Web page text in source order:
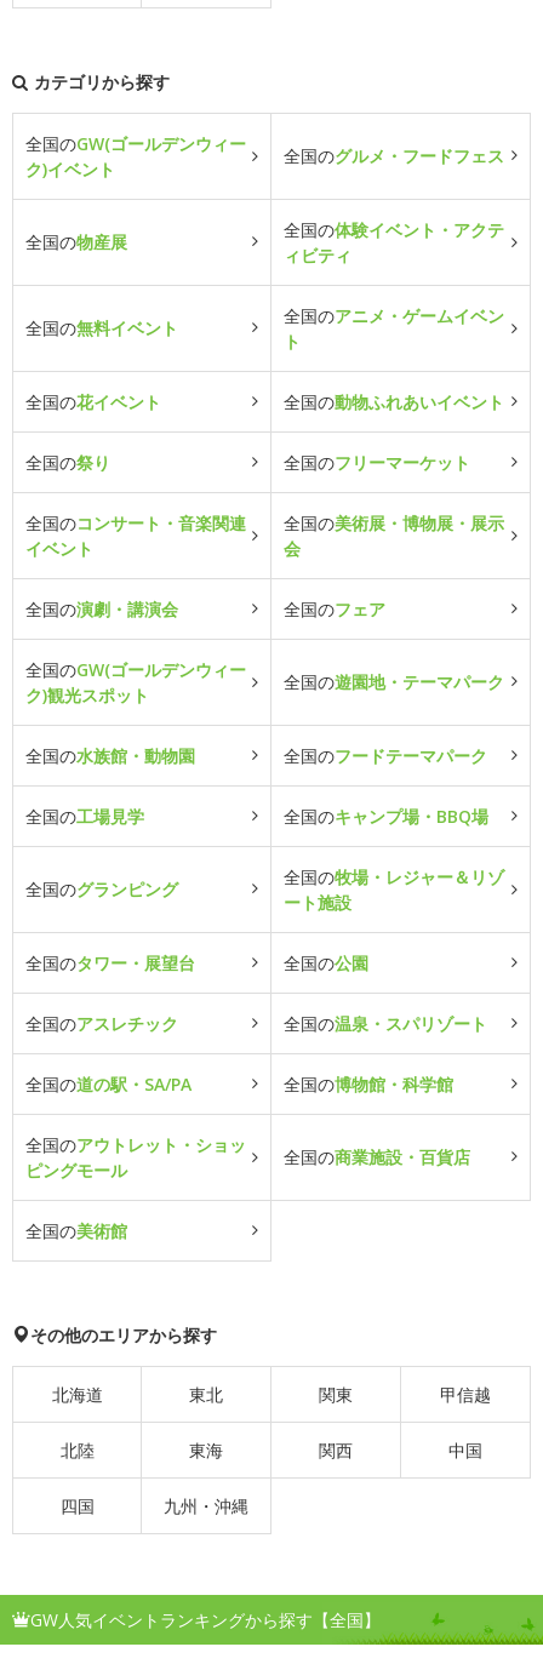
カテゴリから探す
全国のGW(ゴールデンウィー
ク)イベント
全国のグルメ・フードフェス
全国の物産展
全国の体験イベント・アクテ
ィビティ
全国の無料イベント
全国のアニメ・ゲームイベン
ト
全国の花イベント 全国の動物ふれあいイベント
全国の祭り 全国のフリーマーケット
全国のコンサート・音楽関連
イベント
全国の美術展・博物展・展示
会
全国の演劇・講演会 全国のフェア
全国のGW(ゴールデンウィー
ク)観光スポット
全国の遊園地・テーマパーク
全国の水族館・動物園 全国のフードテーマパーク
全国の工場見学 全国のキャンプ場・BBQ場
全国のグランピング
全国の牧場・レジャー＆リゾ
ート施設
全国のタワー・展望台 全国の公園
全国のアスレチック 全国の温泉・スパリゾート
全国の道の駅・SA/PA 全国の博物館・科学館
全国のアウトレット・ショッ
ピングモール
全国の商業施設・百貨店
全国の美術館
その他のエリアから探す
北海道 東北 関東 甲信越
北陸 東海 関西 中国
四国 九州・沖縄
GW人気イベントランキングから探す【全国】